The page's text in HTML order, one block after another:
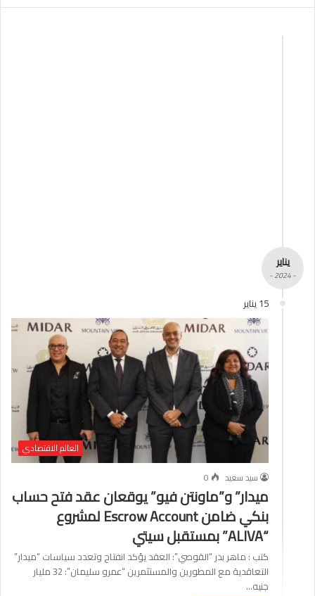
يناير
- 2024 -
15 يناير
العالم الاقتصادي
سيد سعيد
0
ميدار” و”ماونتن فيو” يوقعان عقد فتح حساب
بنكي ضامن Escrow Account لمشروع
“ALIVA” بمستقبل سيتي
كتب : ماهر بدر “القوصي”: العقد يؤكد انفتاح وتعدد سياسات “ميدار”
التعاقدية مع المطورين والمستثمرين “عمرو سليمان”: 32 مليار
جنيه…